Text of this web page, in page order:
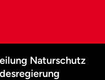
Naturschutz